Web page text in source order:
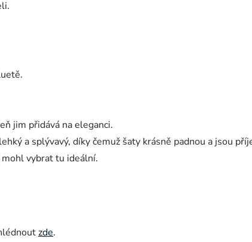
jim přidává na eleganci.
a splývavý, díky čemuž šaty krásně padnou a jsou
mohl vybrat tu ideální.
zde.